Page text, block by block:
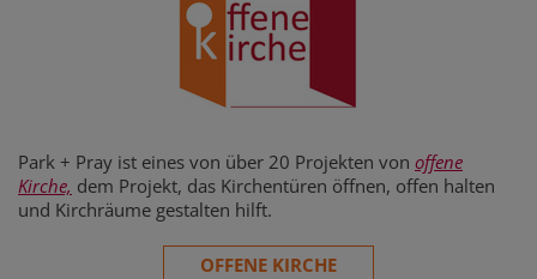
Park + Pray ist eines von über 20 Projekten von offene
Kirche, dem Projekt, das Kirchentüren öffnen, offen halten
und Kirchräume gestalten hilft.
OFFENE KIRCHE